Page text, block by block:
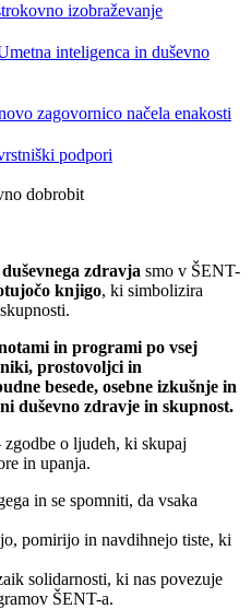
izobraževanje
inteligenca in duševno
zagovornico načela enakosti
podpori
dobrobit
zdravja smo v ŠENT-
knjigo, ki simbolizira
in programi po vsej
prostovoljci in
besede, osebne izkušnje in
duševno zdravje in skupnost.
o ljudeh, ki skupaj
in upanja.
in se spomniti, da vsaka
pomirijo in navdihnejo tiste, ki
solidarnosti, ki nas povezuje
ŠENT-a.